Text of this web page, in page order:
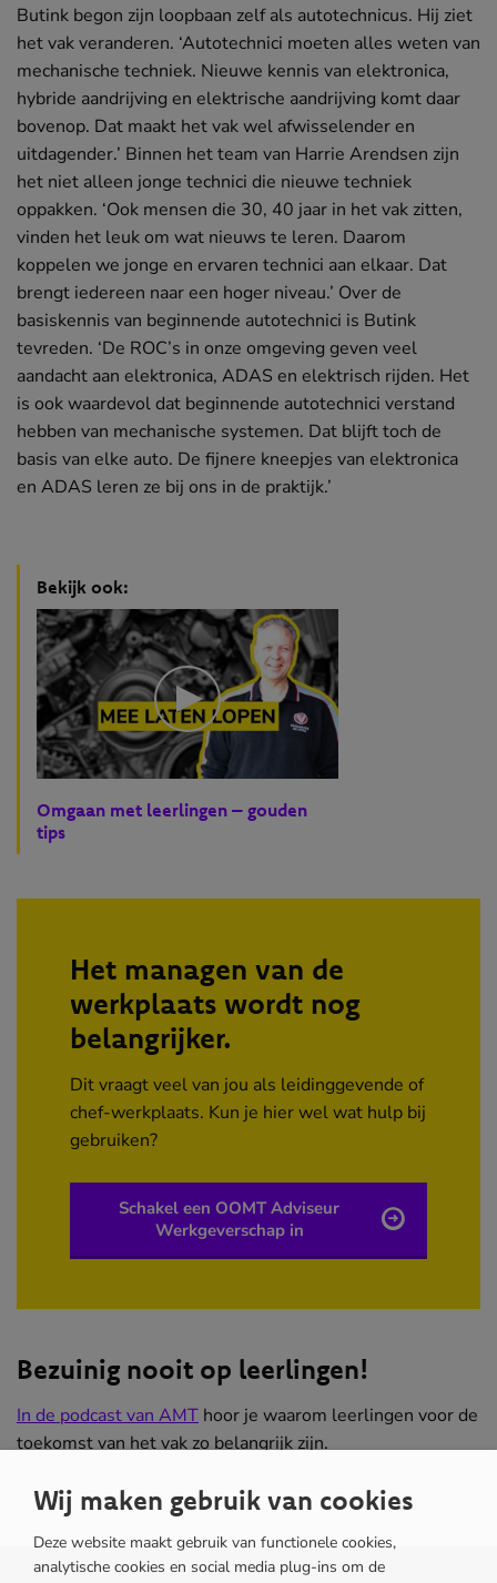
Butink begon zijn loopbaan zelf als autotechnicus. Hij ziet
het vak veranderen. ‘Autotechnici moeten alles weten van
mechanische techniek. Nieuwe kennis van elektronica,
hybride aandrijving en elektrische aandrijving komt daar
bovenop. Dat maakt het vak wel afwisselender en
uitdagender.’ Binnen het team van Harrie Arendsen zijn
het niet alleen jonge technici die nieuwe techniek
oppakken. ‘Ook mensen die 30, 40 jaar in het vak zitten,
vinden het leuk om wat nieuws te leren. Daarom
koppelen we jonge en ervaren technici aan elkaar. Dat
brengt iedereen naar een hoger niveau.’ Over de
basiskennis van beginnende autotechnici is Butink
tevreden. ‘De ROC’s in onze omgeving geven veel
aandacht aan elektronica, ADAS en elektrisch rijden. Het
is ook waardevol dat beginnende autotechnici verstand
hebben van mechanische systemen. Dat blijft toch de
basis van elke auto. De fijnere kneepjes van elektronica
en ADAS leren ze bij ons in de praktijk.’
Bekijk ook:
Omgaan met leerlingen – gouden
tips
Het managen van de
werkplaats wordt nog
belangrijker.
Dit vraagt veel van jou als leidinggevende of
chef-werkplaats. Kun je hier wel wat hulp bij
gebruiken?
Schakel een OOMT Adviseur
Werkgeverschap in
Bezuinig nooit op leerlingen!
In de podcast van AMT (opent
in
venster)
hoor je waarom leerlingen voor de
toekomst van het vak zo belangrijk zijn.
Wij maken gebruik van cookies
Deze website maakt gebruik van functionele cookies,
analytische cookies en social media plug-ins om de